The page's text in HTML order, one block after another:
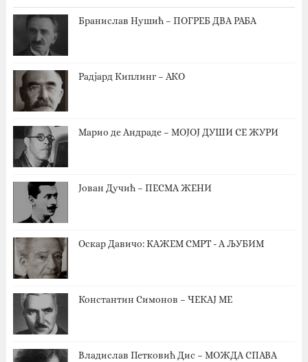
Бранислав Нушић – ПОГРЕБ ДВА РАБА
Радјард Киплинг – АКО
Марио де Андраде – МОЈОЈ ДУШИ СЕ ЖУРИ
Јован Дучић – ПЕСМА ЖЕНИ
Оскар Давичо‎: КАЖЕМ СМРТ - А ЉУБИМ
Константин Симонов – ЧЕКАЈ МЕ
Владислав Петковић Дис – МОЖДА СПАВА